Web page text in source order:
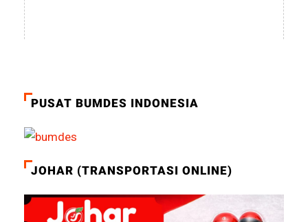
PUSAT BUMDES INDONESIA
JOHAR (TRANSPORTASI ONLINE)